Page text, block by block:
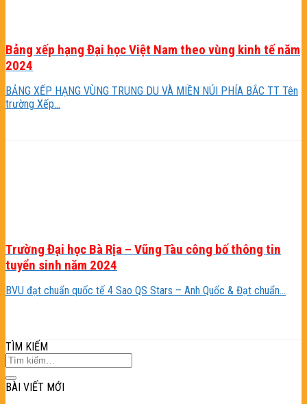
Bảng xếp hạng Đại học Việt Nam theo vùng kinh tế năm
2024
BẢNG XẾP HẠNG VÙNG TRUNG DU VÀ MIỀN NÚI PHÍA BẮC TT Tên
trường Xếp...
Trường Đại học Bà Rịa – Vũng Tàu công bố thông tin
tuyển sinh năm 2024
BVU đạt chuẩn quốc tế 4 Sao QS Stars – Anh Quốc & Đạt chuẩn...
TÌM KIẾM
BÀI VIẾT MỚI